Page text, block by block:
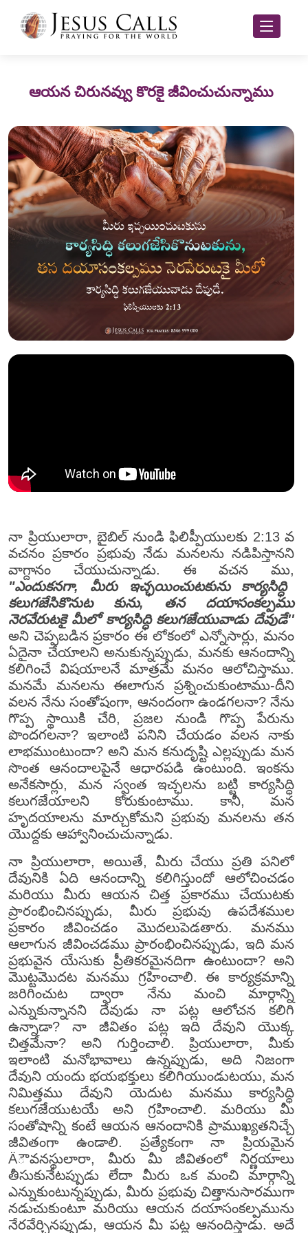
ఆయన చిరునవ్వు కొరకై జీవించుచున్నాము
నా ప్రియులారా, బైబిల్ నుండి ఫిలిప్పీయులకు 2:13 వ
వచనం ప్రకారం ప్రభువు నేడు మనలను నడిపిస్తానని
వాగ్దానం చేయుచున్నాడు. ఈ వచన ము,
"ఎందుకనగా, మీరు ఇచ్ఛయించుటకును కార్యసిద్ధి
కలుగజేసికొనుట కును, తన దయాసంకల్పము
నెరవేరుటకై మీలో కార్యసిద్ధి కలుగజేయువాడు దేవుడే''
అని చెప్పబడిన ప్రకారం ఈ లోకంలో ఎన్నోసార్లు, మనం
ఏదైనా చేయాలని అనుకున్నప్పుడు, మనకు ఆనందాన్ని
కలిగించే విషయాలనే మాత్రమే మనం ఆలోచిస్తాము.
మనమే మనలను ఈలాగున ప్రశ్నించుకుంటాము-దీని
వలన నేను సంతోషంగా, ఆనందంగా ఉండగలనా? నేను
గొప్ప స్థాయికి చేరి, ప్రజల నుండి గొప్ప పేరును
పొందగలనా? ఇలాంటి పనిని చేయడం వలన నాకు
లాభముంటుందా? అని మన కనుదృష్టి ఎల్లప్పుడు మన
సొంత ఆనందాలపైనే ఆధారపడి ఉంటుంది. ఇంకను
అనేకసార్లు, మన స్వంత ఇచ్ఛలను బట్టి కార్యసిద్ధి
కలుగజేయాలని కోరుకుంటాము. కానీ, మన
హృదయాలను మార్చుకోమని ప్రభువు మనలను తన
యొద్దకు ఆహ్వానించుచున్నాడు.
నా ప్రియులారా, అయితే, మీరు చేయు ప్రతి పనిలో
దేవునికి ఏది ఆనందాన్ని కలిగిస్తుందో ఆలోచించడం
మరియు మీరు ఆయన చిత్త ప్రకారము చేయుటకు
ప్రారంభించినప్పుడు, మీరు ప్రభువు ఉపదేశముల
ప్రకారం జీవించడం మొదలుపెడతారు. మనము
ఆలాగున జీవించడము ప్రారంభించినప్పుడు, ఇది మన
ప్రభువైన యేసుకు ప్రీతికరమైనదిగా ఉంటుందా? అని
మొట్టమొదట మనము గ్రహించాలి. ఈ కార్యక్రమాన్ని
జరిగించుట ద్వారా నేను మంచి మార్గాన్ని
ఎన్నుకున్నానని దేవుడు నా పట్ల ఆలోచన కలిగి
ఉన్నాడా? నా జీవితం పట్ల ఇది దేవుని యొక్క
చిత్తమేనా? అని గుర్తించాలి. ప్రియులారా, మీకు
ఇలాంటి మనోభావాలు ఉన్నప్పుడు, అది నిజంగా
దేవుని యందు భయభక్తులు కలిగియుండుటయు, మన
నిమిత్తము దేవుని యెదుట మనము కార్యసిద్ధి
కలుగజేయుటయే అని గ్రహించాలి. మరియు మీ
సంతోషాన్ని కంటే ఆయన ఆనందానికి ప్రాముఖ్యతనిచ్చే
జీవితంగా ఉండాలి. ప్రత్యేకంగా నా ప్రియమైన
Äౌవనస్థులారా, మీరు మీ జీవితంలో నిర్ణయాలు
తీసుకునేటప్పుడు లేదా మీరు ఒక మంచి మార్గాన్ని
ఎన్నుకుంటున్నప్పుడు, మీరు ప్రభువు చిత్తానుసారముగా
నడుచుకుంటూ మరియు ఆయన దయాసంకల్పమును
నేరవేర్చినప్పుడు, ఆయన మీ పట్ల ఆనందిస్తాడు. అదే